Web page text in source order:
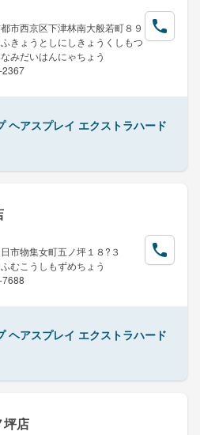
市西京区下津林南大般若町８９
きょうとしにしきょうくしもつ
みだいはんにゃちょう
2367
ヘアスプレイ エクストラハード
市物集女町五ノ坪１８?３
むこうしもずめちょう
ヘアスプレイ エクストラハード
坪店